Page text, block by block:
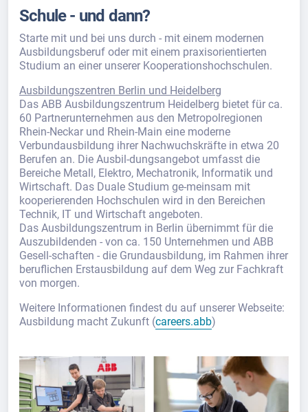
Schule - und dann?
Starte mit und bei uns durch - mit einem modernen
Ausbildungsberuf oder mit einem praxisorientierten
Studium an einer unserer Kooperationshochschulen.
Ausbildungszentren Berlin und Heidelberg
Das ABB Ausbildungszentrum Heidelberg bietet für ca.
60 Partnerunternehmen aus den Metropolregionen
Rhein-Neckar und Rhein-Main eine moderne
Verbundausbildung ihrer Nachwuchskräfte in etwa 20
Berufen an. Die Ausbil-dungsangebot umfasst die
Bereiche Metall, Elektro, Mechatronik, Informatik und
Wirtschaft. Das Duale Studium ge-meinsam mit
kooperierenden Hochschulen wird in den Bereichen
Technik, IT und Wirtschaft angeboten.
Das Ausbildungszentrum in Berlin übernimmt für die
Auszubildenden - von ca. 150 Unternehmen und ABB
Gesell-schaften - die Grundausbildung, im Rahmen ihrer
beruflichen Erstausbildung auf dem Weg zur Fachkraft
von morgen.
Weitere Informationen findest du auf unserer Webseite:
Ausbildung macht Zukunft (careers.abb)